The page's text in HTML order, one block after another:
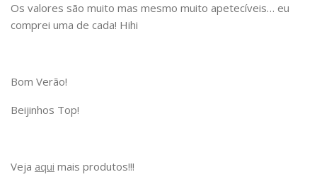
Os valores são muito mas mesmo muito apetecíveis… eu
comprei uma de cada! Hihi
Bom Verão!
Beijinhos Top!
Veja aqui mais produtos!!!